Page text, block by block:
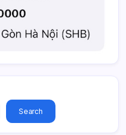
Search